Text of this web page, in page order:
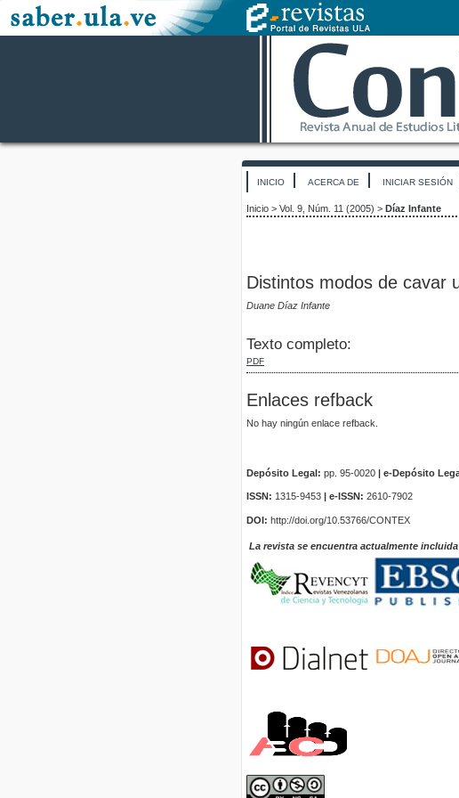
INICIO ACERCA DE INICIAR SESIÓN
Inicio > Vol. 9, Núm. 11 (2005) > Díaz Infante
Distintos modos de cavar
Duane Díaz Infante
Texto completo:
PDF
Enlaces refback
No hay ningún enlace refback.
Depósito Legal: pp. 95-0020 e-Depósito
ISSN: 1315-9453 | e-ISSN: 2610-7902
DOI: http://doi.org/10.53766/CONTEX
La revista se encuentra actualmente